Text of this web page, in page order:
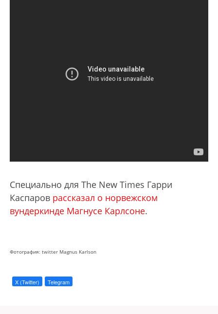
Специально для The New Times Гарри
Каспаров рассказал о норвежском
вундеркинде Магнусе Карлсоне.
Фотография: twitter Magnus Karlson
X (Twitter) Telegram